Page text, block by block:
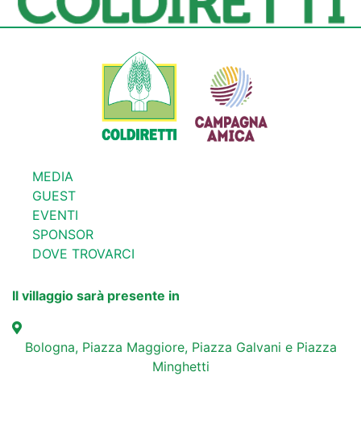
MEDIA
GUEST
EVENTI
SPONSOR
DOVE TROVARCI
Il villaggio sarà presente in
Bologna, Piazza Maggiore, Piazza Galvani e Piazza
Minghetti